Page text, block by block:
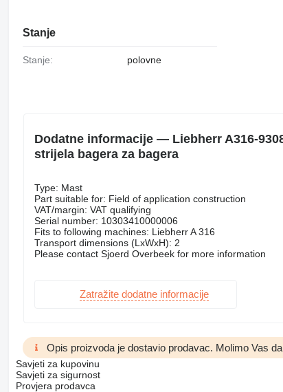
Stanje
Stanje: polovne
Dodatne informacije — Liebherr A316-
strijela bagera za bagera
Type: Mast
Part suitable for: Field of application construction
VAT/margin: VAT qualifying
Serial number: 10303410000006
Fits to following machines: Liebherr A 316
Transport dimensions (LxWxH): 2
Please contact Sjoerd Overbeek for more information
Zatražite dodatne informacije
Opis proizvoda je dostavio prodavac. Molimo Vas
Savjeti za kupovinu
Savjeti za sigurnost
Provjera prodavca